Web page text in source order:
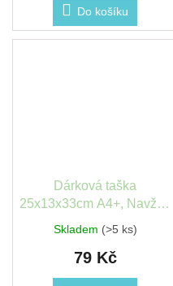
Do košíku
Dárková taška
25x13x33cm A4+, Navždy
Skladem (>5 ks)
79 Kč